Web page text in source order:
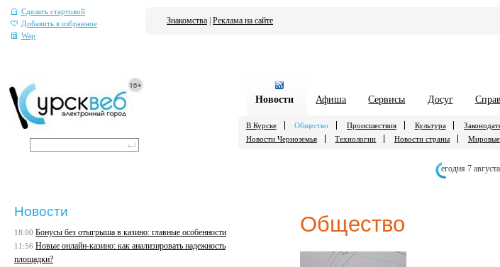
Сделать стартовой
Добавить в избранное
Wap
Знакомства Реклама на сайте
Новости Афиша Сервисы Досуг
В Курске Общество Происшествия Культура
Новости Черноземья
Технологии Новости страны Мировые
егодня 7
Общество
Новости
18:00 Бонусы без отыгрыша в казино: главные особенности
11:56 Новые онлайн-казино: как анализировать надежность
площадки?